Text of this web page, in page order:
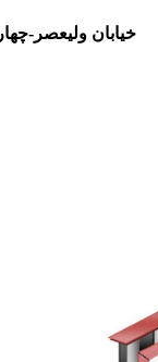
خیابان ولیعصر-چهارراه طالقانی-